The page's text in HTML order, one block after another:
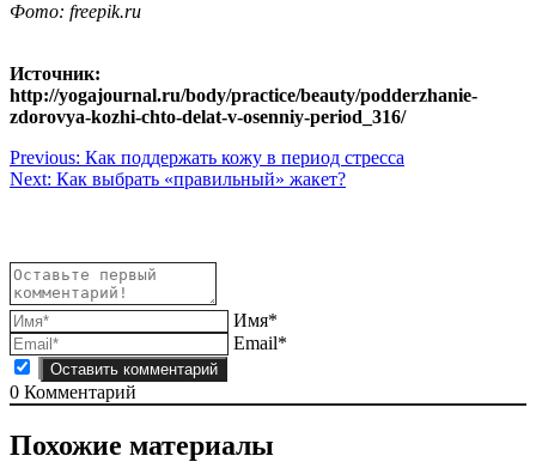
Фото: freepik.ru
Источник:
http://yogajournal.ru/body/practice/beauty/podderzhanie-
zdorovya-kozhi-chto-delat-v-osenniy-period_316/
Навигация
по
Previous: Как поддержать кожу в период стресса
Next: Как выбрать «правильный» жакет?
Имя*
Email*
0 Комментарий
Похожие материалы